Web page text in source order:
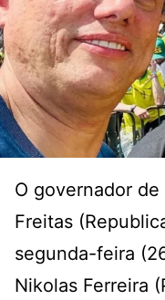
O governador
Freitas
segunda-feira
Nikolas Ferreira